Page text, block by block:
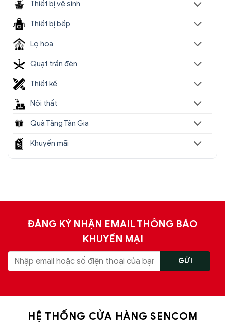
Thiết bị vệ sinh
Thiết bị bếp
Lọ hoa
Quạt trần đèn
Thiết kế
Nội thất
Quà Tặng Tân Gia
Khuyến mãi
ĐĂNG KÝ NHẬN EMAIL THÔNG BÁO
KHUYẾN MẠI
HỆ THỐNG CỬA HÀNG SENCOM